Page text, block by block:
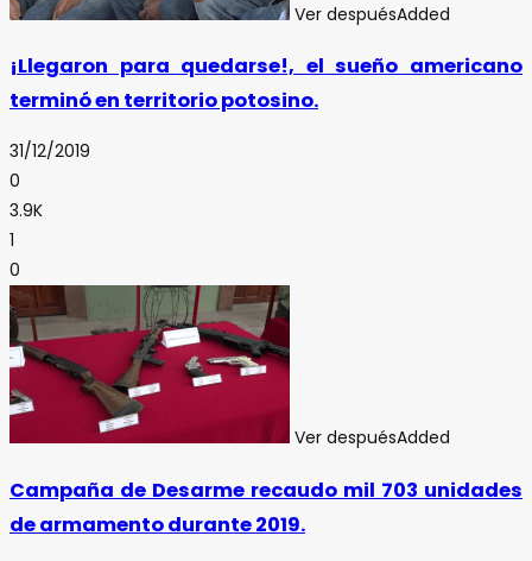
Ver despuésAdded
¡Llegaron para quedarse!, el sueño americano
terminó en territorio potosino.
31/12/2019
0
3.9K
1
0
Ver despuésAdded
Campaña de Desarme recaudo mil 703 unidades
de armamento durante 2019.